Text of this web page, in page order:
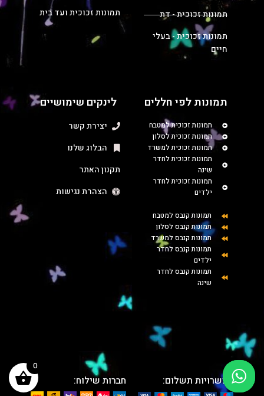
תמונות זכוכית - דת
תמונות זכוכית - בעלי
חיים
תמונות זכוכית ועד בית
תמונות לפי חללים
תמונות זכוכית למטבח
תמונות זכוכית לסלון
תמונות זכוכית למשרד
תמונות זכוכית לחדר
שינה
תמונות זכוכית לחדר
ילדים
תמונות קנבס למטבח
תמונות קנבס לסלון
תמונות קנבס למשרד
תמונות קנבס לחדר
ילדים
תמונות קנבס לחדר
שינה
לינקים שימושיים
יצירת קשר
הבלוג שלנו
תקנון האתר
הצהרת נגישות
אפשרויות תשלום: חברות שילוח:
0